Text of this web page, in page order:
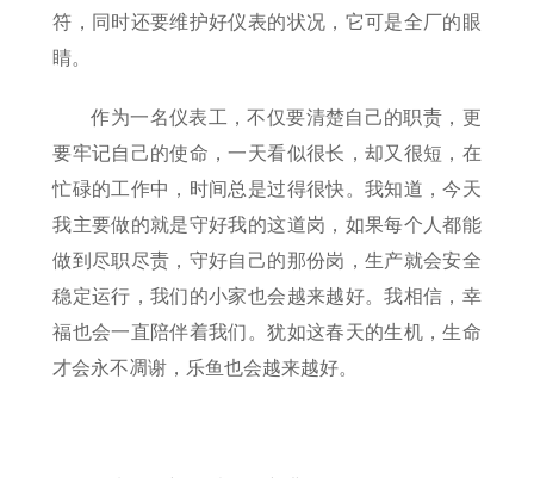
符，同时还要维护好仪表的状况，它可是全厂的眼
睛。
作为一名仪表工，不仅要清楚自己的职责，更
要牢记自己的使命，一天看似很长，却又很短，在
忙碌的工作中，时间总是过得很快。我知道，今天
我主要做的就是守好我的这道岗，如果每个人都能
做到尽职尽责，守好自己的那份岗，生产就会安全
稳定运行，我们的小家也会越来越好。我相信，幸
福也会一直陪伴着我们。犹如这春天的生机，生命
才会永不凋谢，乐鱼也会越来越好。